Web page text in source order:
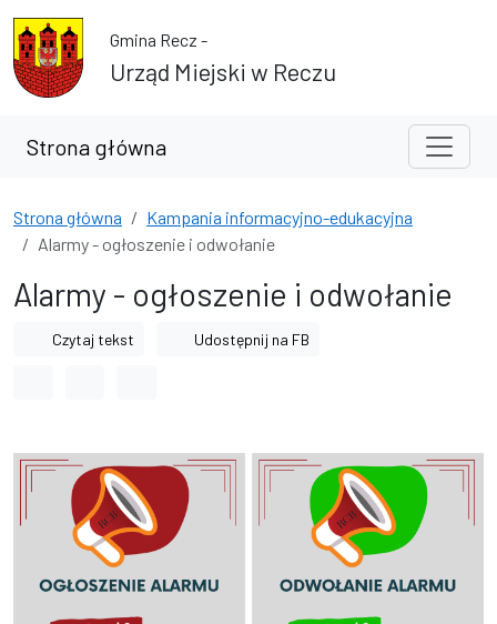
Przejdź do treści
Przejdź do wyszukiwarki
Gmina Recz -
Urząd Miejski w Reczu
Strona główna
Strona główna
Kampania informacyjno-edukacyjna
Alarmy - ogłoszenie i odwołanie
Alarmy - ogłoszenie i odwołanie
Czytaj tekst Udostępnij na FB